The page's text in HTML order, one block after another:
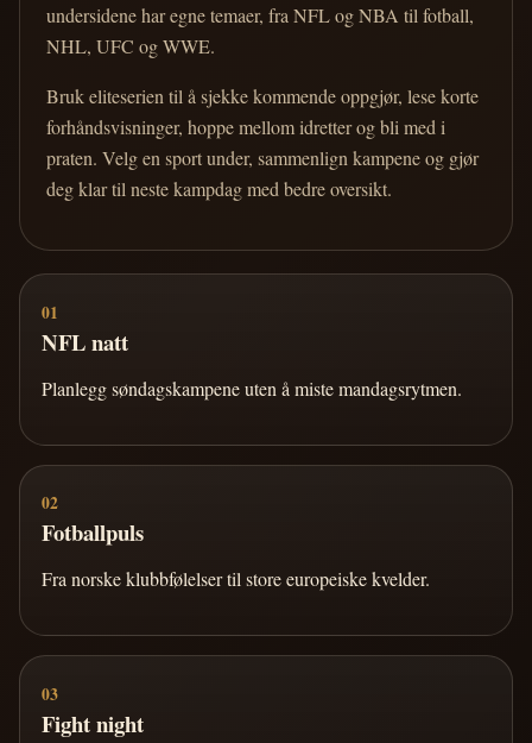
undersidene har egne temaer, fra NFL og NBA til fotball,
NHL, UFC og WWE.
Bruk eliteserien til å sjekke kommende oppgjør, lese korte
forhåndsvisninger, hoppe mellom idretter og bli med i
praten. Velg en sport under, sammenlign kampene og gjør
deg klar til neste kampdag med bedre oversikt.
01
NFL natt
Planlegg søndagskampene uten å miste mandagsrytmen.
02
Fotballpuls
Fra norske klubbfølelser til store europeiske kvelder.
03
Fight night